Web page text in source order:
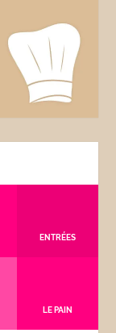
ENTRÉES
LE PAIN